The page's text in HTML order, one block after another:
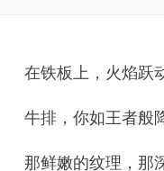
在铁板上，火焰跃
牛排，你如王者般降
那鲜嫩的纹理，那深